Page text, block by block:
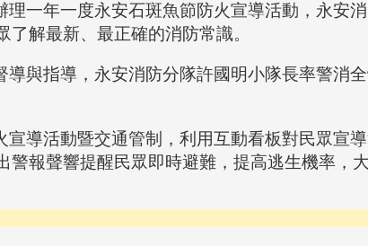
一年一度永安石斑魚節防火宣導活動，永安
解最新、最正確的消防常識。
與指導，永安消防分隊許國明小隊長率警消
導活動暨交通管制，利用互動看板對民眾宣
報聲響提醒民眾即時避難，提高逃生機率，